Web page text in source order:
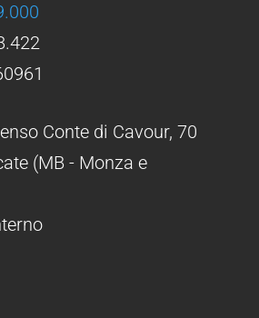
Conte di Cavour, 70
(MB - Monza e